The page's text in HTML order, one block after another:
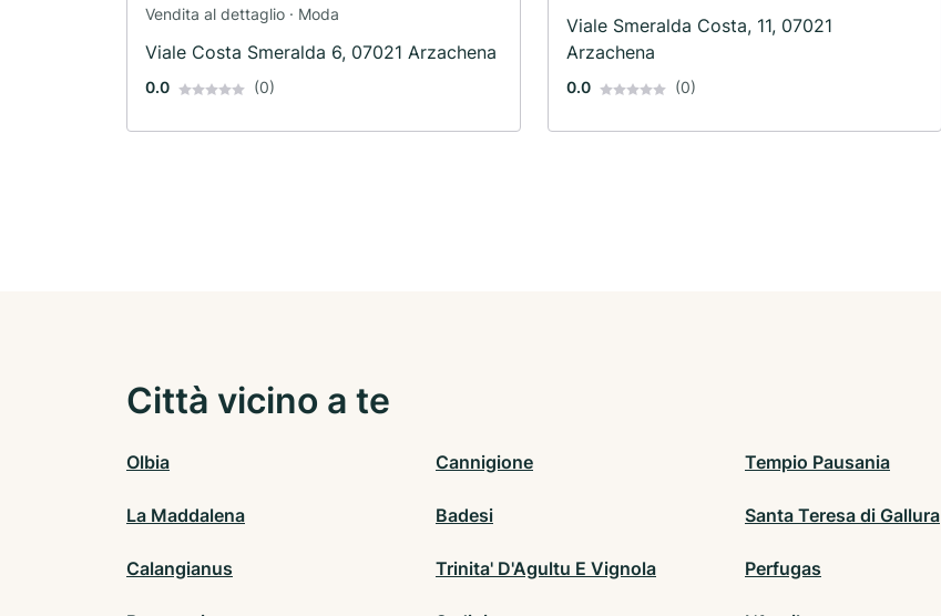
Vendita al dettaglio · Moda
Viale Costa Smeralda 6, 07021 Arzachena
0.0 (0)
Viale Smeralda Costa, 11, 07021
Arzachena
0.0 (0)
Città vicino a te
Olbia Cannigione Tempio Pausania
La Maddalena Badesi Santa Teresa di Gallura
Calangianus Trinita' D'Agultu E Vignola Perfugas